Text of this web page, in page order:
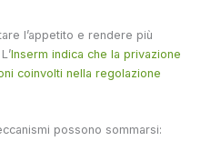
l’appetito e rendere più
Inserm indica che la privazione
coinvolti nella regolazione
possono sommarsi: